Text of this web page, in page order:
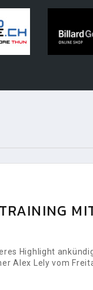
Highlight
Alex Lely vom